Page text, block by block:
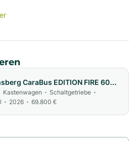
CaraBus EDITION FIRE 600
Kastenwagen • Schaltgetriebe •
• 2026 • 69.800 €